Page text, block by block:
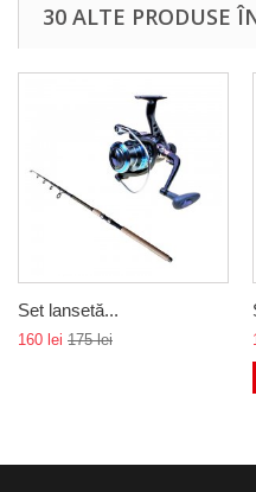
30 ALTE PRODUSE
Set lansetă...
160 lei 175 lei